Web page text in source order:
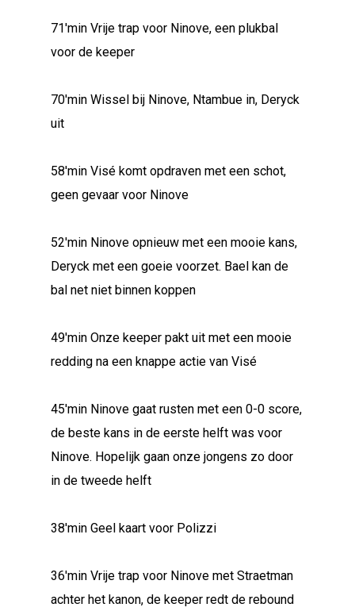
71'min Vrije trap voor Ninove, een plukbal
voor de keeper
70'min Wissel bij Ninove, Ntambue in, Deryck
uit
58'min Visé komt opdraven met een schot,
geen gevaar voor Ninove
52'min Ninove opnieuw met een mooie kans,
Deryck met een goeie voorzet. Bael kan de
bal net niet binnen koppen
49'min Onze keeper pakt uit met een mooie
redding na een knappe actie van Visé
45'min Ninove gaat rusten met een 0-0 score,
de beste kans in de eerste helft was voor
Ninove. Hopelijk gaan onze jongens zo door
in de tweede helft
38'min Geel kaart voor Polizzi
36'min Vrije trap voor Ninove met Straetman
achter het kanon, de keeper redt de rebound